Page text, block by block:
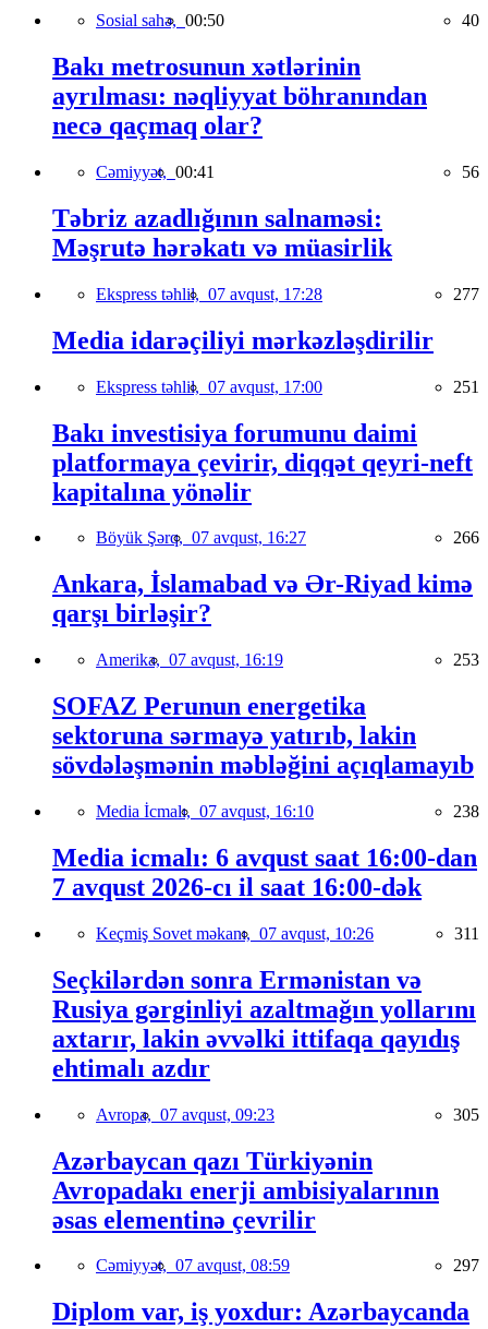
Sosial sahə, 00:50 40
Bakı metrosunun xətlərinin
ayrılması: nəqliyyat böhranından
necə qaçmaq olar?
Cəmiyyət, 00:41 56
Təbriz azadlığının salnaməsi:
Məşrutə hərəkatı və müasirlik
Ekspress təhlil, 07 avqust, 17:28 277
Media idarəçiliyi mərkəzləşdirilir
Ekspress təhlil, 07 avqust, 17:00 251
Bakı investisiya forumunu daimi
platformaya çevirir, diqqət qeyri-neft
kapitalına yönəlir
Böyük Şərq, 07 avqust, 16:27 266
Ankara, İslamabad və Ər-Riyad kimə
qarşı birləşir?
Amerika, 07 avqust, 16:19 253
SOFAZ Perunun energetika
sektoruna sərmayə yatırıb, lakin
sövdələşmənin məbləğini açıqlamayıb
Media İcmalı, 07 avqust, 16:10 238
Media icmalı: 6 avqust saat 16:00-dan
7 avqust 2026-cı il saat 16:00-dək
Keçmiş Sovet məkanı, 07 avqust, 10:26 311
Seçkilərdən sonra Ermənistan və
Rusiya gərginliyi azaltmağın yollarını
axtarır, lakin əvvəlki ittifaqa qayıdış
ehtimalı azdır
Avropa, 07 avqust, 09:23 305
Azərbaycan qazı Türkiyənin
Avropadakı enerji ambisiyalarının
əsas elementinə çevrilir
Cəmiyyət, 07 avqust, 08:59 297
Diplom var, iş yoxdur: Azərbaycanda